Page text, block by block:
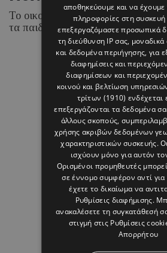
Το οικογενειακό ταξίδι με τον
τα παιδιά τους
08
Margarita
αποθηκεύουμε και να
πληροφορίες στη συσκευή
επεξεργαζόμαστε προσωπικά
τη διεύθυνση IP σας, μοναδικά
και δεδομένα περιήγησης, για
διαφημίσεις και
διαφημίσεων και
κοινού και βελτίωση
τρίτων (1910) ενδέχεται
επεξεργάζονται τα δεδομένα
άλλους σκοπούς,
χρήσης ακριβών δεδομένων
χαρακτηριστικών συσκευής.
ισχύουν μόνο για αυτόν
Ορισμένοι προμηθευτές
σε έννομο συμφέρον αντί για
έχετε το δικαίωμα να
Ρυθμίσεις διαφήμισης.
ανακαλέσετε τη συγκατάθεσή
στιγμή στις Ρυθμίσεις
Απορρήτου